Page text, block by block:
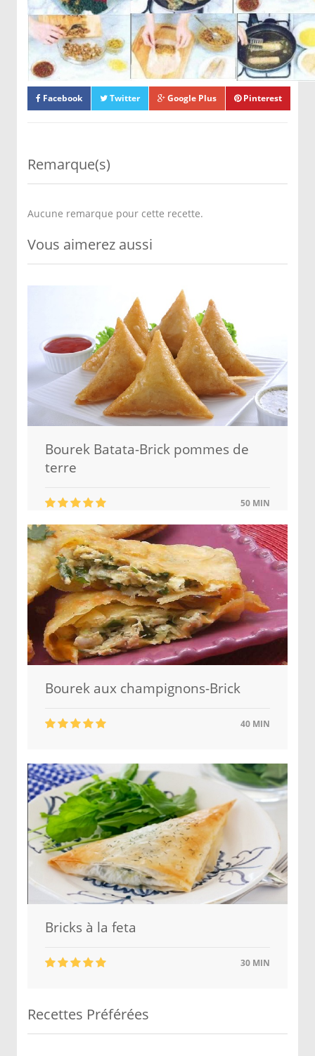
des Bricks puis les servir, sur un lit de laitue, garnis de
mayonnaise et de ketchup.
Facebook Twitter Google Plus Pinterest
Remarque(s)
Aucune remarque pour cette recette.
Vous aimerez aussi
Bourek Batata-Brick pommes de
terre
50 MIN
Bourek aux champignons-Brick
40 MIN
Bricks à la feta
30 MIN
Recettes Préférées